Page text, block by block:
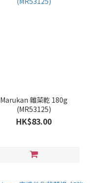
Marukan 雜菜乾 180g
(MR53125)
HK$83.00